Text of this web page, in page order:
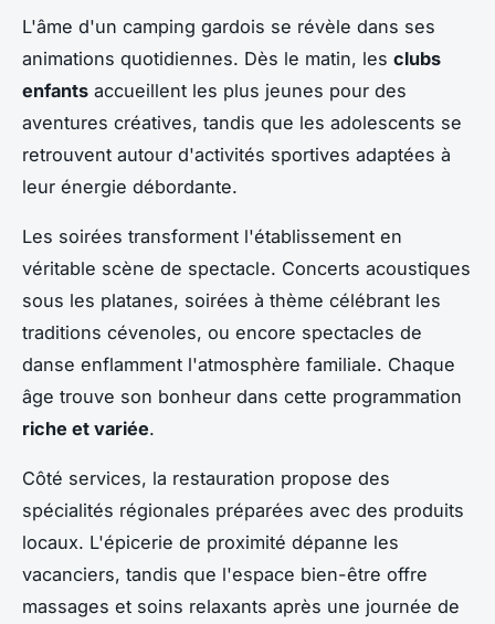
L'âme d'un camping gardois se révèle dans ses
animations quotidiennes. Dès le matin, les clubs
enfants accueillent les plus jeunes pour des
aventures créatives, tandis que les adolescents se
retrouvent autour d'activités sportives adaptées à
leur énergie débordante.
Les soirées transforment l'établissement en
véritable scène de spectacle. Concerts acoustiques
sous les platanes, soirées à thème célébrant les
traditions cévenoles, ou encore spectacles de
danse enflamment l'atmosphère familiale. Chaque
âge trouve son bonheur dans cette programmation
riche et variée.
Côté services, la restauration propose des
spécialités régionales préparées avec des produits
locaux. L'épicerie de proximité dépanne les
vacanciers, tandis que l'espace bien-être offre
massages et soins relaxants après une journée de